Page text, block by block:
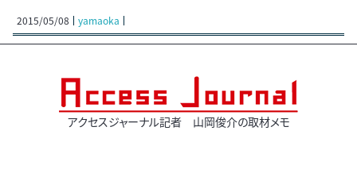
2015/05/08 yamaoka
アクセスジャーナル記者 山岡俊介の取材メモ